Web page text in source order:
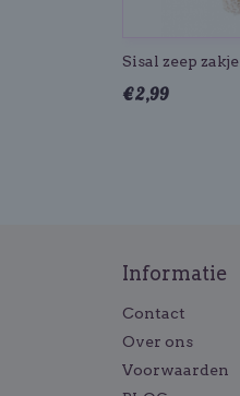
Sisal zeep zakje
€ 2,99
Informatie
Contact
Over ons
Voorwaarden